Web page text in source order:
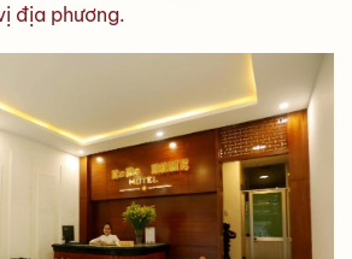
địa phương.